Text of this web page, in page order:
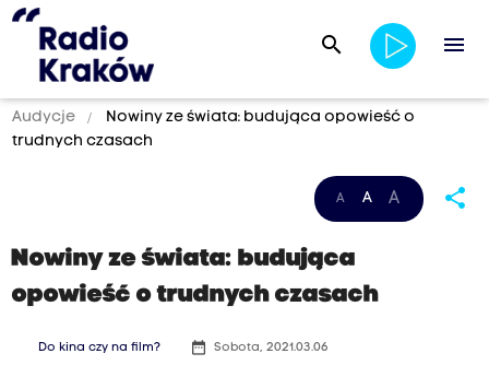
search menu
Audycje
Nowiny ze świata: budująca opowieść o
trudnych czasach
A A A share
Nowiny ze świata: budująca
opowieść o trudnych czasach
Do kina czy na film? date_range Sobota, 2021.03.06